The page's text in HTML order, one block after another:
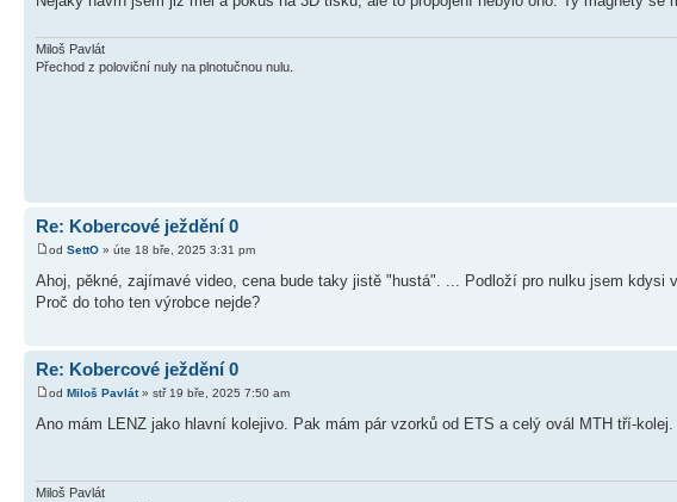
Miloš Pavlát
Přechod z poloviční nuly na plnotučnou nulu.
Re: Kobercové ježdění 0
od SettO » úte 18 bře, 2025 3:31 pm
Ahoj, pěkné, zajímavé video, cena bude taky jistě "hustá". ... Podloží pro nulku jsem kdysi
Proč do toho ten výrobce nejde?
Re: Kobercové ježdění 0
od Miloš Pavlát» stř 19 bře, 2025 7:50 am
Ano mám LENZ jako hlavní kolejivo. Pak mám pár vzorků od ETS a celý ovál MTH tří-kolej.
Miloš Pavlát